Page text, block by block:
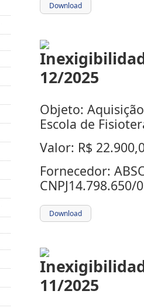
Download
Objeto:
Escola de
Valor: R$
Fornecedor:
CNPJ14.798.650/
Download